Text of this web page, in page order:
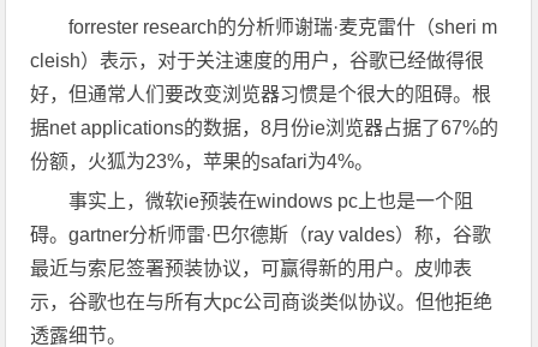
forrester research的分析师谢瑞·麦克雷什（sheri m
cleish）表示，对于关注速度的用户，谷歌已经做得很
好，但通常人们要改变浏览器习惯是个很大的阻碍。根
据net applications的数据，8月份ie浏览器占据了67%的
份额，火狐为23%，苹果的safari为4%。
事实上，微软ie预装在windows pc上也是一个阻
碍。gartner分析师雷·巴尔德斯（ray valdes）称，谷歌
最近与索尼签署预装协议，可赢得新的用户。皮帅表
示，谷歌也在与所有大pc公司商谈类似协议。但他拒绝
透露细节。